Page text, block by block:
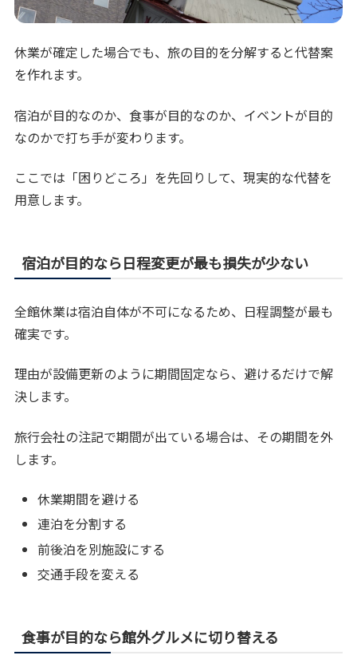
休業が確定した場合でも、旅の目的を分解すると代替案
を作れます。
宿泊が目的なのか、食事が目的なのか、イベントが目的
なのかで打ち手が変わります。
ここでは「困りどころ」を先回りして、現実的な代替を
用意します。
宿泊が目的なら日程変更が最も損失が少ない
全館休業は宿泊自体が不可になるため、日程調整が最も
確実です。
理由が設備更新のように期間固定なら、避けるだけで解
決します。
旅行会社の注記で期間が出ている場合は、その期間を外
します。
休業期間を避ける
連泊を分割する
前後泊を別施設にする
交通手段を変える
食事が目的なら館外グルメに切り替える